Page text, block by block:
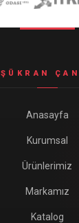
ŞÜKRAN
Anasayfa
Kurumsal
Ürünlerimiz
Markamız
Katalog